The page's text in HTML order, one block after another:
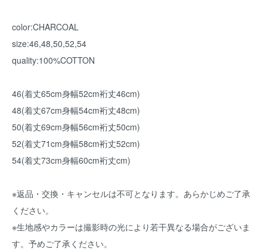
color:CHARCOAL
size:46,48,50,52,54
quality:100%COTTON
46(着丈65cm身幅52cm裄丈46cm)
48(着丈67cm身幅54cm裄丈48cm)
50(着丈69cm身幅56cm裄丈50cm)
52(着丈71cm身幅58cm裄丈52cm)
54(着丈73cm身幅60cm裄丈cm)
※返品・交換・キャンセルは不可となります。あらかじめご了承
ください。
※生地感やカラーは撮影時の光により若干異なる場合がございま
す。予めご了承ください。